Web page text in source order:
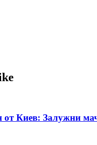
от Киев: Залужни